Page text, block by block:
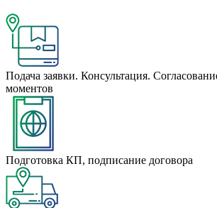
Подача заявки. Консультация.
моментов
Подготовка КП, подписание договора